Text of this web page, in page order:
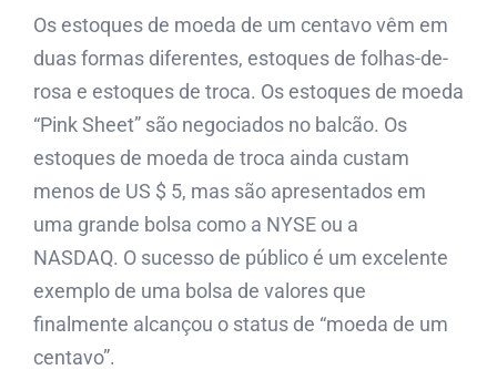
Os estoques de moeda de um centavo vêm em
duas formas diferentes, estoques de folhas-de-
rosa e estoques de troca. Os estoques de moeda
“Pink Sheet” são negociados no balcão. Os
estoques de moeda de troca ainda custam
menos de US $ 5, mas são apresentados em
uma grande bolsa como a NYSE ou a
NASDAQ. O sucesso de público é um excelente
exemplo de uma bolsa de valores que
finalmente alcançou o status de “moeda de um
centavo”.